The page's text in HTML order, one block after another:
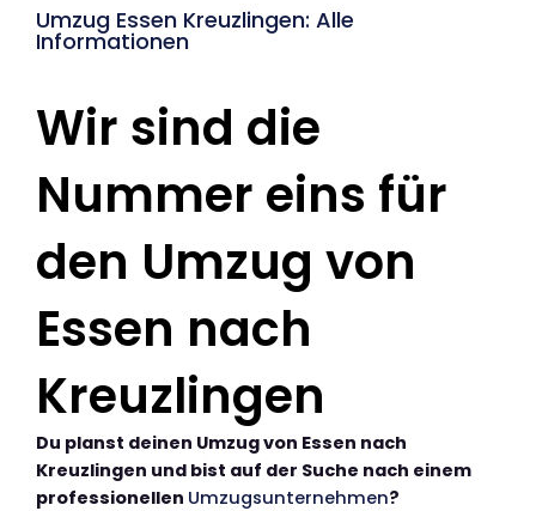
Umzug Essen Kreuzlingen: Alle
Informationen
Wir sind die
Nummer eins für
den Umzug von
Essen nach
Kreuzlingen
Du planst deinen Umzug von Essen nach
Kreuzlingen und bist auf der Suche nach einem
professionellen Umzugsunternehmen?